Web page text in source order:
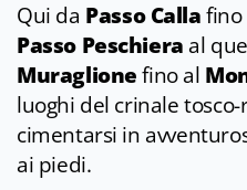
Qui da Passo Callafino
Passo Peschiera al
Muraglionefino al
luoghi del crinale
cimentarsi in
ai piedi.